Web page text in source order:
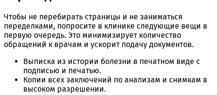
Чтобы не перебирать страницы и не заниматься
переделками, попросите в клинике следующие вещи в
первую очередь. Это минимизирует количество
обращений к врачам и ускорит подачу документов.
Выписка из истории болезни в печатном виде с
подписью и печатью.
Копии всех заключений по анализам и снимкам в
высоком разрешении.